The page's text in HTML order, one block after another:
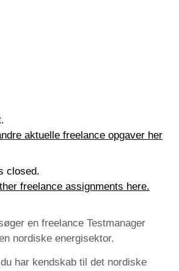
aktuelle freelance opgaver her
closed.
freelance assignments here.
en freelance Testmanager
nordiske energisektor.
har kendskab til det nordiske